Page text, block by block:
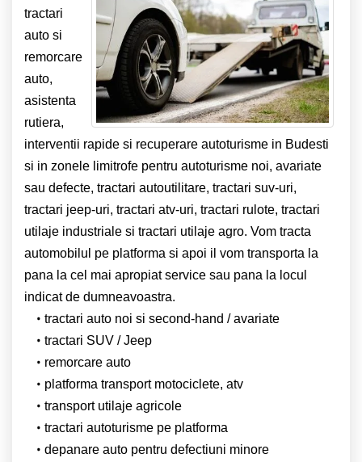
tractari
auto si
remorcare
auto,
asistenta
rutiera,
interventii rapide si recuperare autoturisme in Budesti
si in zonele limitrofe pentru autoturisme noi, avariate
sau defecte, tractari autoutilitare, tractari suv-uri,
tractari jeep-uri, tractari atv-uri, tractari rulote, tractari
utilaje industriale si tractari utilaje agro. Vom tracta
automobilul pe platforma si apoi il vom transporta la
pana la cel mai apropiat service sau pana la locul
indicat de dumneavoastra.
tractari auto noi si second-hand / avariate
tractari SUV / Jeep
remorcare auto
platforma transport motociclete, atv
transport utilaje agricole
tractari autoturisme pe platforma
depanare auto pentru defectiuni minore